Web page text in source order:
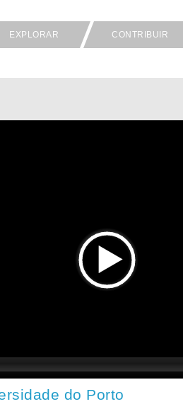
EXPLORAR CONTRIBUIR
do Porto